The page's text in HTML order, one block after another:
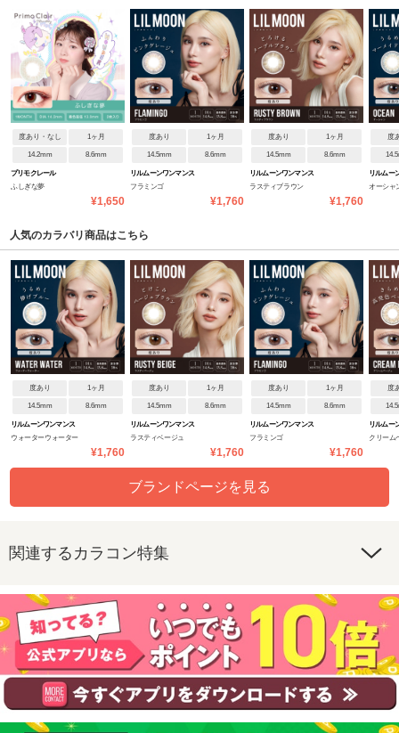
度あり・なし 1ヶ月
14.2mm 8.6mm
プリモクレール
ふしぎな夢
¥1,650
度あり 1ヶ月
14.5mm 8.6mm
リルムーンワンマンス
フラミンゴ
¥1,760
度あり 1ヶ月
14.5mm 8.6mm
リルムーンワンマンス
ラスティブラウン
¥1,760
度
リルムー
オーシャ
人気のカラバリ商品はこちら
度あり 1ヶ月
14.5mm 8.6mm
リルムーンワンマンス
ウォーターウォーター
¥1,760
度あり 1ヶ月
14.5mm 8.6mm
リルムーンワンマンス
ラスティベージュ
¥1,760
度あり 1ヶ月
14.5mm 8.6mm
リルムーンワンマンス
フラミンゴ
¥1,760
度
リルムー
クリーム
ブランドページを見る
関連するカラコン特集